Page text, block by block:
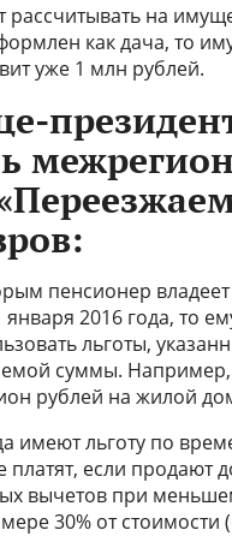
рассчитывать на
как дача, то
уже 1 млн рублей.
пенсионер владеет
2016 года, то
льготы,
суммы.
рублей на жилой дом
имеют льготу по
платят, если продают
вычетов при
30% от